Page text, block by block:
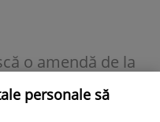
o amendă de la
Video
personale să